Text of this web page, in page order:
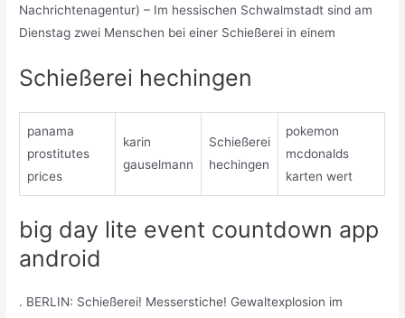
Nachrichtenagentur) – Im hessischen Schwalmstadt sind am
Dienstag zwei Menschen bei einer Schießerei in einem
Schießerei hechingen
panama
prostitutes
prices
karin
gauselmann
Schießerei
hechingen
pokemon
mcdonalds
karten wert
big day lite event countdown app
android
. BERLIN: Schießerei! Messerstiche! Gewaltexplosion im